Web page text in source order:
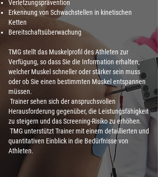
Verletzungsprävention
Erkennung von Schwachstellen in kinetischen
Ketten
Bereitschaftsüberwachung
TMG stellt das Muskelprofil des Athleten zur
Verfügung, so dass Sie die Information erhalten,
welcher Muskel schneller oder stärker sein muss
oder ob Sie einen bestimmten Muskel entspannen
müssen.
Trainer sehen sich der anspruchsvollen
Herausforderung gegenüber, die Leistungsfähigkeit
zu steigern und das Screening-Risiko zu erhöhen.
TMG unterstützt Trainer mit einem detaillierten und
quantitativen Einblick in die Bedürfnisse von
Athleten.